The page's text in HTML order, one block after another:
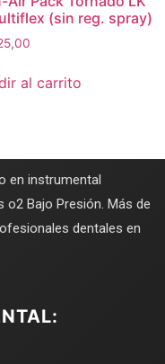
(sin reg. spray)
al carrito
en instrumental
Bajo Presión. Más de
dentales en